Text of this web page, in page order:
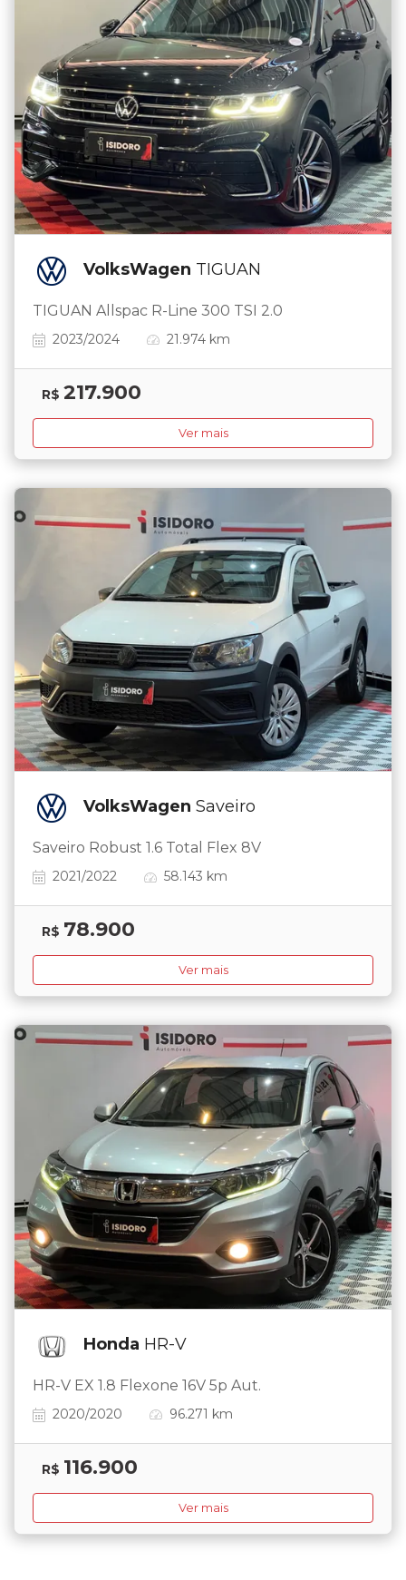
VolksWagen TIGUAN
TIGUAN Allspac R-Line 300 TSI 2.0
2023/2024 21.974 km
R$ 217.900
Ver mais
VolksWagen Saveiro
Saveiro Robust 1.6 Total Flex 8V
2021/2022 58.143 km
R$ 78.900
Ver mais
Honda HR-V
HR-V EX 1.8 Flexone 16V 5p Aut.
2020/2020 96.271 km
R$ 116.900
Ver mais